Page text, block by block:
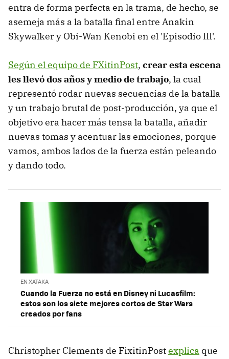
entra de forma perfecta en la trama, de hecho, se
asemeja más a la batalla final entre Anakin
Skywalker y Obi-Wan Kenobi en el 'Episodio III'.
Según el equipo de FXitinPost, crear esta escena
les llevó dos años y medio de trabajo, la cual
representó rodar nuevas secuencias de la batalla
y un trabajo brutal de post-producción, ya que el
objetivo era hacer más tensa la batalla, añadir
nuevas tomas y acentuar las emociones, porque
vamos, ambos lados de la fuerza están peleando
y dando todo.
EN XATAKA
Cuando la Fuerza no está en Disney ni Lucasfilm:
estos son los siete mejores cortos de Star Wars
creados por fans
Christopher Clements de FixitinPostexplica que